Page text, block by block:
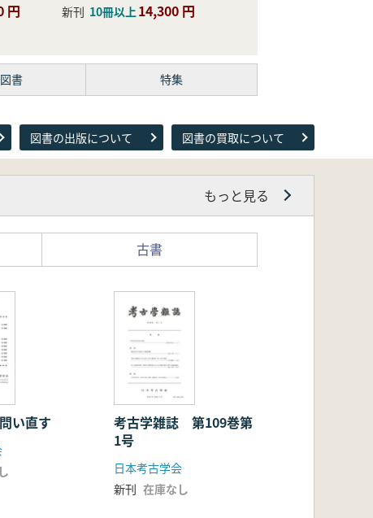
円
新刊 10冊以上14,300 円
書 特集
図書の出版について 図書の買取について
もっと見る
古書
い直す
考古学雑誌 第109巻第
1号
日本考古学会
新刊 在庫なし